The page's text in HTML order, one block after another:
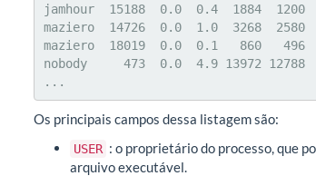
jamhour  15188  0.0  0.4  1884
maziero  14726  0.0  1.0  3268
maziero  18019  0.0  0.1   860   496
nobody     473  0.0  4.9 13972
...
Os principais campos dessa listagem são:
USER : o proprietário do processo, que
arquivo executável.